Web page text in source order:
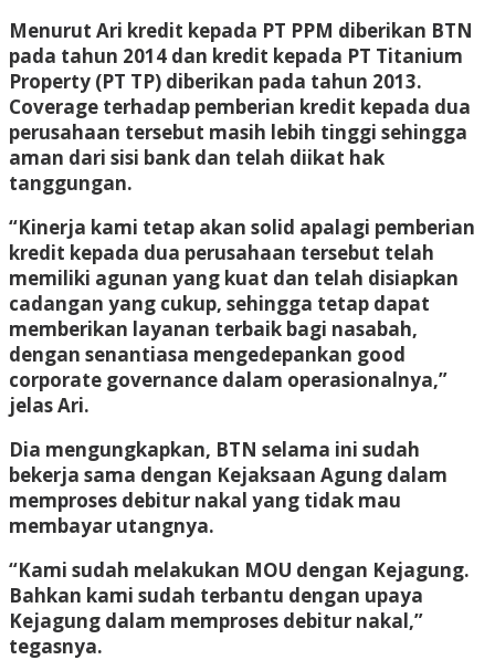
Menurut Ari kredit kepada PT PPM diberikan BTN
pada tahun 2014 dan kredit kepada PT Titanium
Property (PT TP) diberikan pada tahun 2013.
Coverage terhadap pemberian kredit kepada dua
perusahaan tersebut masih lebih tinggi sehingga
aman dari sisi bank dan telah diikat hak
tanggungan.
“Kinerja kami tetap akan solid apalagi pemberian
kredit kepada dua perusahaan tersebut telah
memiliki agunan yang kuat dan telah disiapkan
cadangan yang cukup, sehingga tetap dapat
memberikan layanan terbaik bagi nasabah,
dengan senantiasa mengedepankan good
corporate governance dalam operasionalnya,”
jelas Ari.
Dia mengungkapkan, BTN selama ini sudah
bekerja sama dengan Kejaksaan Agung dalam
memproses debitur nakal yang tidak mau
membayar utangnya.
“Kami sudah melakukan MOU dengan Kejagung.
Bahkan kami sudah terbantu dengan upaya
Kejagung dalam memproses debitur nakal,”
tegasnya.